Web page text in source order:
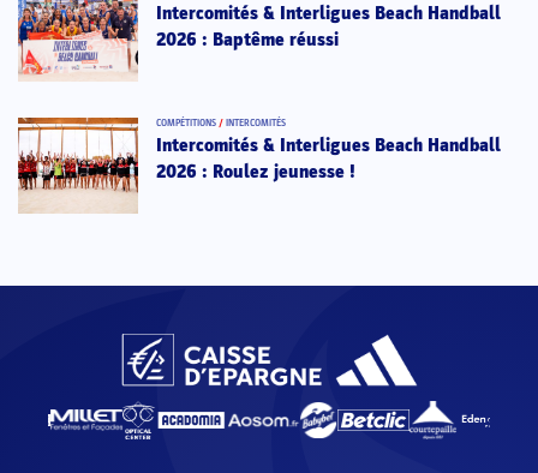
Intercomités & Interligues Beach Handball
2026 : Baptême réussi
COMPÉTITIONS / INTERCOMITÉS
Intercomités & Interligues Beach Handball
2026 : Roulez jeunesse !